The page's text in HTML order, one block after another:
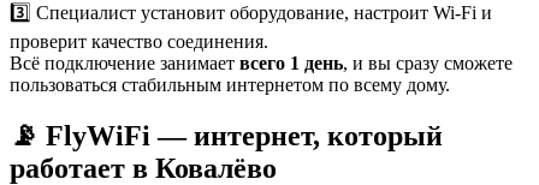
3️⃣ Специалист установит оборудование, настроит Wi-Fi и
проверит качество соединения.
Всё подключение занимает всего 1 день, и вы сразу сможете
пользоваться стабильным интернетом по всему дому.
📡 FlyWiFi — интернет, который
работает в Ковалёво